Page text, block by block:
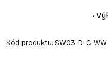
•
Kód produktu: SW03-D-G-WW